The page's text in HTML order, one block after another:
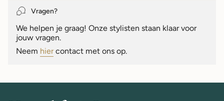
Vragen?
We helpen je graag! Onze stylisten staan klaar voor
jouw vragen.
Neem hier contact met ons op.